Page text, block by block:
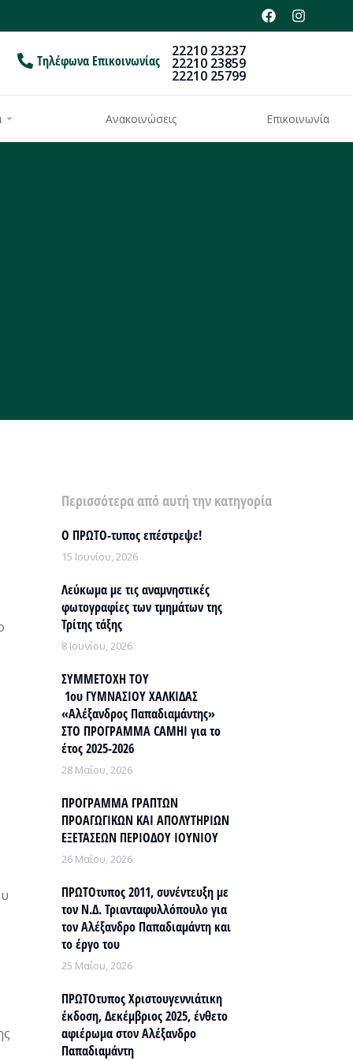
Τηλέφωνα Επικοινωνίας
22210 23237
22210 23859
22210 25799
Ανακοινώσεις Επικοινωνία
Περισσότερα από αυτή την κατηγορία
Ο ΠΡΩΤΟ-τυπος επέστρεψε!
15 Ιουνίου, 2026
Λεύκωμα με τις αναμνηστικές
φωτογραφίες των τμημάτων της
Τρίτης τάξης
8 Ιουνίου, 2026
ΣΥΜΜΕΤΟΧΗ ΤΟΥ
1ου ΓΥΜΝΑΣΙΟΥ ΧΑΛΚΙΔΑΣ
«Αλέξανδρος Παπαδιαμάντης»
ΣΤΟ ΠΡΟΓΡΑΜΜΑ CAMHI για το
έτος 2025-2026
28 Μαΐου, 2026
ΠΡΟΓΡΑΜΜΑ ΓΡΑΠΤΩΝ
ΠΡΟΑΓΩΓΙΚΩΝ ΚΑΙ ΑΠΟΛΥΤΗΡΙΩΝ
ΕΞΕΤΑΣΕΩΝ ΠΕΡΙΟΔΟΥ ΙΟΥΝΙΟΥ
26 Μαΐου, 2026
ΠΡΩΤΟτυπος 2011, συνέντευξη με
τον Ν.Δ. Τριανταφυλλόπουλο για
τον Αλέξανδρο Παπαδιαμάντη και
το έργο του
25 Μαΐου, 2026
ΠΡΩΤΟτυπος Χριστουγεννιάτικη
έκδοση, Δεκέμβριος 2025, ένθετο
αφιέρωμα στον Αλέξανδρο
Παπαδιαμάντη